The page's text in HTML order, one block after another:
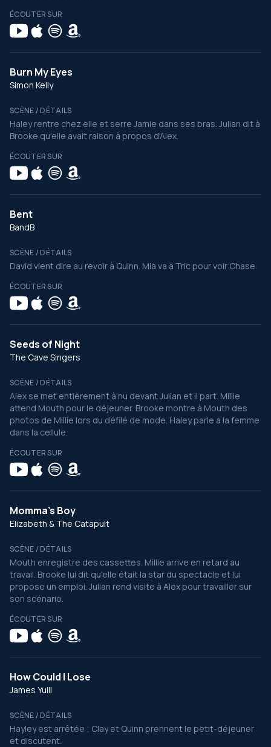
ÉCOUTER SUR
Burn My Eyes
Simon Kelly
SCÈNE / DÉTAILS
Haley rentre chez elle et serre Jamie dans ses bras. Julian dit à
Brooke qu'elle avait raison à propos d'Alex.
ÉCOUTER SUR
Bent
BandB
SCÈNE / DÉTAILS
David vient dire au revoir à Quinn. Mia va à Tric pour voir Chase.
ÉCOUTER SUR
Seeds of Night
The Cave Singers
SCÈNE / DÉTAILS
Alex se met entièrement à nu devant Julian et il part. Millie
attend Mouth pour le déjeuner. Brooke montre à Mouth des
photos de Millie lors du défilé de mode. Haley parle à la femme
dans la cellule.
ÉCOUTER SUR
Momma's Boy
Elizabeth & The Catapult
SCÈNE / DÉTAILS
Mouth enregistre des cassettes. Millie arrive en retard au
travail. Brooke lui dit qu'elle était la star du spectacle et lui
propose un emploi. Julian rend visite à Alex pour travailler sur
son scénario.
ÉCOUTER SUR
How Could I Lose
James Yuill
SCÈNE / DÉTAILS
Hayley est arrêtée ; Clay et Quinn prennent le petit-déjeuner
et discutent.